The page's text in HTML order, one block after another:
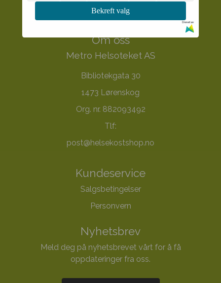
Mystore.no
Om oss
Metro Helsoteket AS
Bibliotekgata 30
1473 Lørenskog
Org. nr. 882093492
Tlf:
post@helsekostshop.no
Kundeservice
Salgsbetingelser
Personvern
Nyhetsbrev
Meld deg på nyhetsbrevet vårt for å få
oppdateringer fra oss.
Bekreft valg
Drevet av